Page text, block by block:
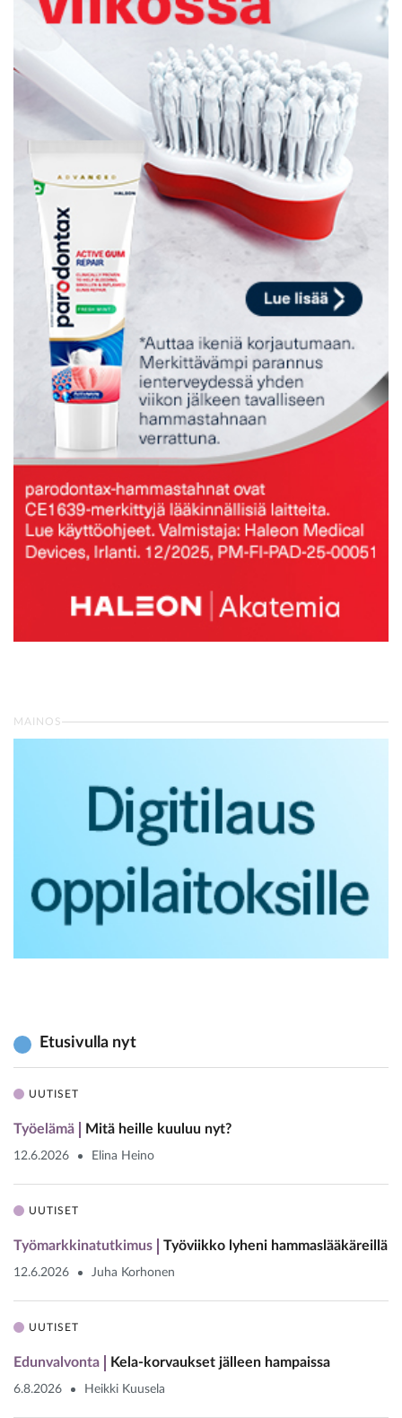
MAINOS
Etusivulla nyt
UUTISET
Työelämä Mitä heille kuuluu nyt?
12.6.2026 Elina Heino
UUTISET
Työmarkkinatutkimus Työviikko lyheni hammaslääkäreillä
12.6.2026 Juha Korhonen
UUTISET
Edunvalvonta Kela-korvaukset jälleen hampaissa
6.8.2026 Heikki Kuusela